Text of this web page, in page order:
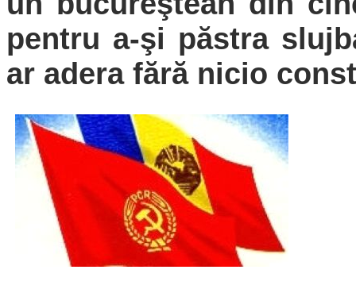
pentru a-şi păstra
ar adera fără nicio